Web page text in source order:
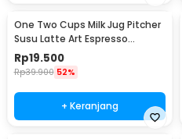
One Two Cups Milk Jug Pitcher
Susu Latte Art Espresso
Stainless Steel 5oz - S06HG
Rp19.500
Rp39.900 52%
+ Keranjang